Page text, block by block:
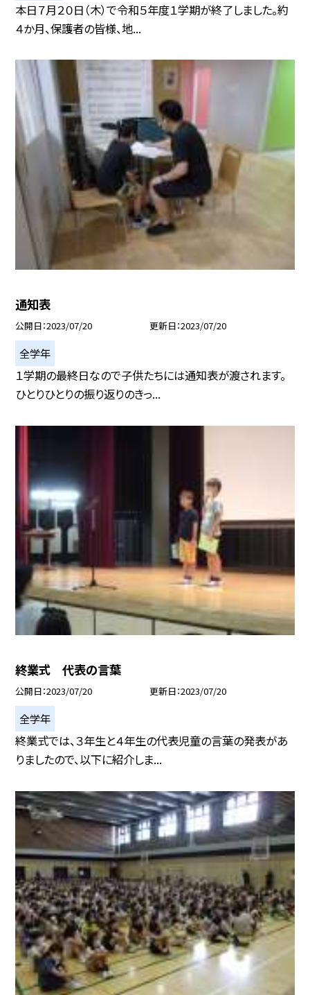
本日７月２０日（木）で令和５年度１学期が終了しました。約
４か月、保護者の皆様、地...
通知表
公開日 2023/07/20 更新日 2023/07/20
全学年
１学期の最終日なので子供たちには通知表が渡されます。
ひとりひとりの振り返りのきっ...
終業式 代表の言葉
公開日 2023/07/20 更新日 2023/07/20
全学年
終業式では、３年生と４年生の代表児童の言葉の発表があ
りましたので、以下に紹介しま...